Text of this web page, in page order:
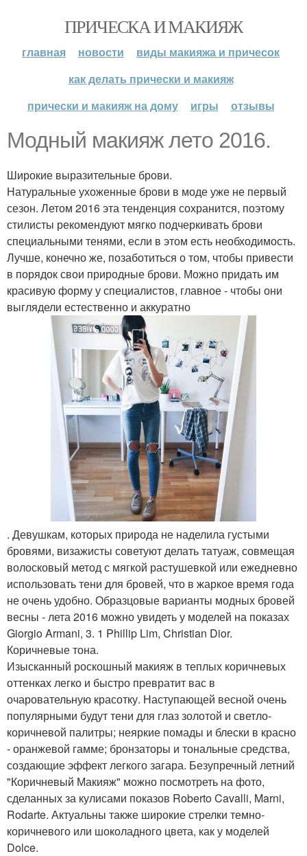
ПРИЧЕСКА И МАКИЯЖ
главная новости
виды макияжа и причесок
как делать прически и макияж
прически и макияж на дому
игры отзывы
Модный макияж лето 2016.
Широкие выразительные брови.
Натуральные ухоженные брови в моде уже не первый
сезон. Летом 2016 эта тенденция сохранится, поэтому
стилисты рекомендуют мягко подчеркивать брови
специальными тенями, если в этом есть необходимость.
Лучше, конечно же, позаботиться о том, чтобы привести
в порядок свои природные брови. Можно придать им
красивую форму у специалистов, главное - чтобы они
выглядели естественно и аккуратно
. Девушкам, которых природа не наделила густыми
бровями, визажисты советуют делать татуаж, совмещая
волосковый метод с мягкой растушевкой или ежедневно
использовать тени для бровей, что в жаркое время года
не очень удобно. Образцовые варианты модных бровей
весны - лета 2016 можно увидеть у моделей на показах
Giorgio Armani, 3. 1 Phillip Lim, Christian Dior.
Коричневые тона.
Изысканный роскошный макияж в теплых коричневых
оттенках легко и быстро превратит вас в
очаровательную красотку. Наступающей весной очень
популярными будут тени для глаз золотой и светло-
коричневой палитры; неяркие помады и блески в красно
- оранжевой гамме; бронзаторы и тональные средства,
создающие эффект легкого загара. Безупречный летний
"Коричневый Макияж" можно посмотреть на фото,
сделанных за кулисами показов Roberto Cavalli, Marni,
Rodarte. Актуальны также широкие стрелки темно-
коричневого или шоколадного цвета, как у моделей
Dolce.